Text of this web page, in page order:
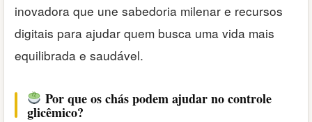
inovadora que une sabedoria milenar e recursos
digitais para ajudar quem busca uma vida mais
equilibrada e saudável.
Por que os chás podem ajudar no controle
glicêmico?